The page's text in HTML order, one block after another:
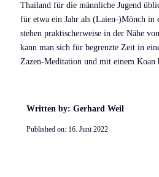
Thailand für die männliche Jugend
für etwa ein Jahr als (Laien-)Mönch in
stehen praktischerweise in der Nähe
kann man sich für begrenzte Zeit in
Zazen-Meditation und mit einem Koan
Written by: Gerhard Weil
Published on: 16. Juni 2022